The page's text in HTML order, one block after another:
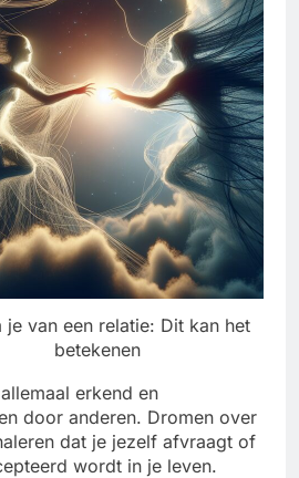
je van een relatie: Dit kan het
betekenen
erkend en
door anderen. Dromen over
dat je jezelf afvraagt of
wordt in je leven.